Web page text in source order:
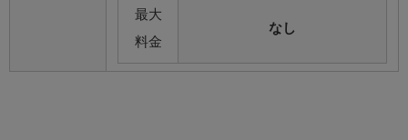
最大
料金
なし